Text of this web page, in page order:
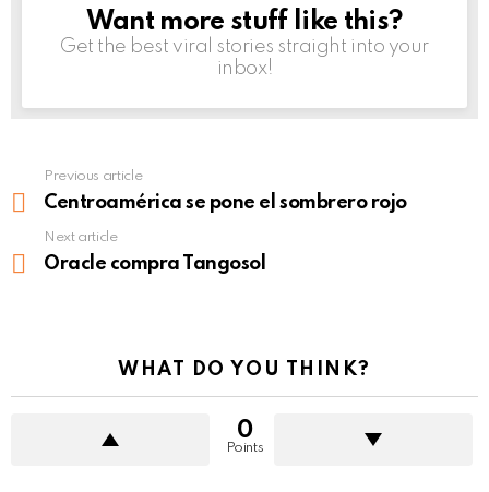
NEWSLETTER
Want more stuff like this?
Get the best viral stories straight into your
inbox!
more
Previous article
Centroamérica se pone el sombrero rojo
Next article
Oracle compra Tangosol
WHAT DO YOU THINK?
0
Points